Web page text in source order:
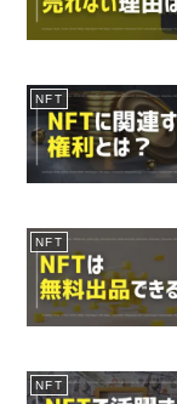
NFT
NFT
NFT